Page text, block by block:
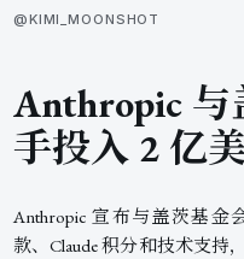
@KIMI_MOONSHOT
Anthropic 与
手投入 2 亿
Anthropic 宣布与盖茨基金
款、Claude 积分和技术支